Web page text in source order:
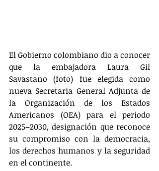
El Gobierno colombiano dio a conocer
que la embajadora Laura Gil
Savastano (foto) fue elegida como
nueva Secretaria General Adjunta de
la Organización de los Estados
Americanos (OEA) para el periodo
2025–2030, designación que reconoce
su compromiso con la democracia,
los derechos humanos y la seguridad
en el continente.